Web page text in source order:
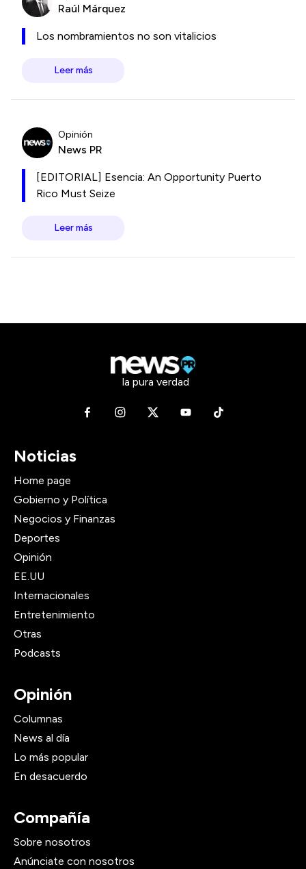
Raúl Márquez
Los nombramientos no son vitalicios
Leer más
Opinión
News PR
[EDITORIAL] Esencia: An Opportunity Puerto
Rico Must Seize
Leer más
la pura verdad
Noticias
Home page
Gobierno y Política
Negocios y Finanzas
Deportes
Opinión
EE.UU
Internacionales
Entretenimiento
Otras
Podcasts
Opinión
Columnas
News al día
Lo más popular
En desacuerdo
Compañía
Sobre nosotros
Anúnciate con nosotros